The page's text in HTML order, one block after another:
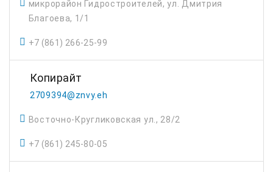
микрорайон Гидростроителей, ул. Дмитрия
Благоева, 1/1
+7 (861) 266-25-99
Копирайт
2709394@znvy.eh
Восточно-Кругликовская ул., 28/2
+7 (861) 245-80-05